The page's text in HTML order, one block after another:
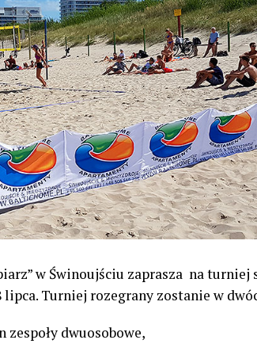
w Świnoujściu zaprasza na
Turniej rozegrany zostanie w
zespoły dwuosobowe,